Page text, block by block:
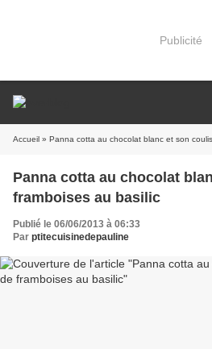
Publicité
Accueil » Panna cotta au chocolat blanc et son
Panna cotta au chocolat
framboises au basilic
Publié le 06/06/2013 à 06:33
Par ptitecuisinedepauline